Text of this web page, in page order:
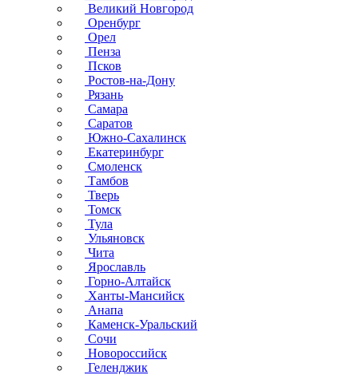
Великий Новгород
Оренбург
Орел
Пенза
Псков
Ростов-на-Дону
Рязань
Самара
Саратов
Южно-Сахалинск
Екатеринбург
Смоленск
Тамбов
Тверь
Томск
Тула
Ульяновск
Чита
Ярославль
Горно-Алтайск
Ханты-Мансийск
Анапа
Каменск-Уральский
Сочи
Новороссийск
Геленджик